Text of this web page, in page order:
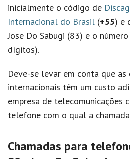
inicialmente o código de
Internacional do Brasil (+55) e
Jose Do Sabugi (83) e o
dígitos).
Deve-se levar em conta que as
internacionais têm um custo
empresa de telecomunicações
telefone com o qual a
Chamadas para